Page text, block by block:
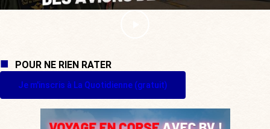
POUR NE RIEN RATER
Je m'inscris à La Quotidienne (gratuit)